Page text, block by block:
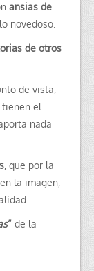
ansias de
novedoso.
de otros
de vista,
el
nada
, que por la
la imagen,
“ de la